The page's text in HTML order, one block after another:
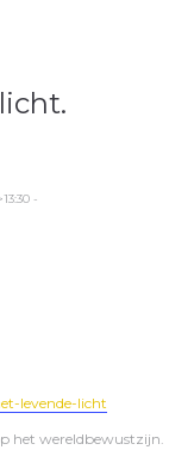
-
levende-licht
het wereldbewustzijn.